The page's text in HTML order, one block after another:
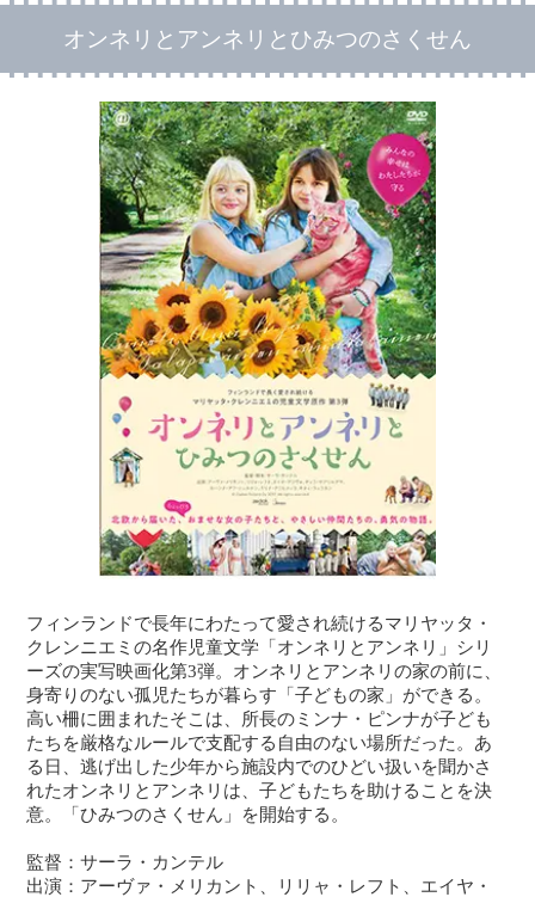
オンネリとアンネリとひみつのさくせん
フィンランドで長年にわたって愛され続けるマリヤッタ・
クレンニエミの名作児童文学「オンネリとアンネリ」シリ
ーズの実写映画化第3弾。オンネリとアンネリの家の前に、
身寄りのない孤児たちが暮らす「子どもの家」ができる。
高い柵に囲まれたそこは、所長のミンナ・ピンナが子ども
たちを厳格なルールで支配する自由のない場所だった。あ
る日、逃げ出した少年から施設内でのひどい扱いを聞かさ
れたオンネリとアンネリは、子どもたちを助けることを決
意。「ひみつのさくせん」を開始する。
監督：サーラ・カンテル
出演：アーヴァ・メリカント、リリャ・レフト、エイヤ・